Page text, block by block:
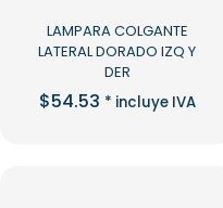
LAMPARA COLGANTE
LATERAL DORADO IZQ Y
DER
$54.53 * incluye IVA